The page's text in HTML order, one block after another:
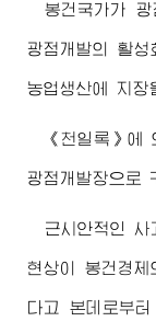
봉건국가가
광점개발의 활
농업생산에 지장
《천일록》에
광점개발장으로
근시안적인
현상이 봉건경
다고 본데로부